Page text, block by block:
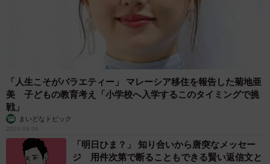
「人生こそがバラエティー」 マレーシア移住を報告した菊地亜
美 子どもの教育考え「小学校へ入学するこのタイミングで挑
戦」
まいどなトピック
2026.08.06
「明日ひま？」 知り合いから唐突なメッセー
ジ 用件次第で断ることもできる賢い返信文と